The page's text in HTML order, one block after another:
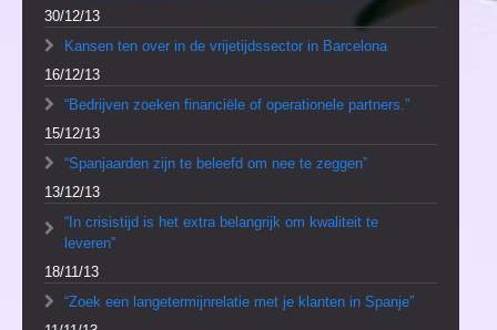
30/12/13
Kansen ten over in de vrijetijdssector in Barcelona
16/12/13
“Bedrijven zoeken financiële of operationele partners.”
15/12/13
“Spanjaarden zijn te beleefd om nee te zeggen”
13/12/13
“In crisistijd is het extra belangrijk om kwaliteit te
leveren”
18/11/13
“Zoek een langetermijnrelatie met je klanten in Spanje”